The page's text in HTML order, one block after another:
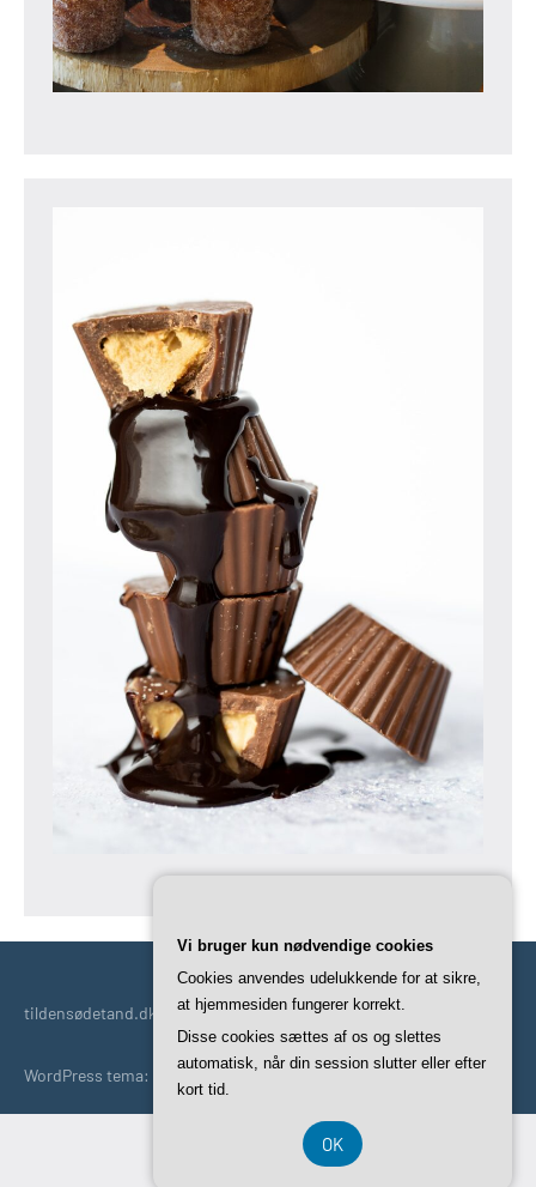
tildensødetand.dk | En god kilde til indhold til den søde tand.
WordPress tema: Occasio by ThemeZee.
CVR-Nummer DK37407739
Vi bruger kun nødvendige cookies
Cookies anvendes udelukkende for at sikre,
at hjemmesiden fungerer korrekt.
Disse cookies sættes af os og slettes
automatisk, når din session slutter eller efter
kort tid.
OK